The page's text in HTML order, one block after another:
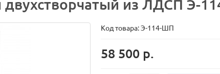
из ЛДСП Э-
Код товара:Э-114-ШП
58 500 р.